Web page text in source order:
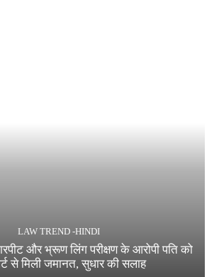
LAW TREND -HINDI
और भ्रूण लिंग परीक्षण के आरोपी पति को
से मिली जमानत, सुधार की सलाह